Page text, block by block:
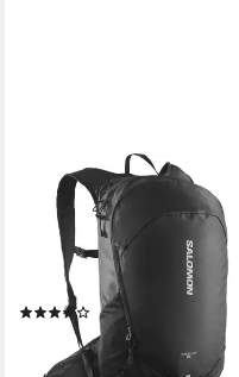
SALOMON
Sportrucksack TRAILBLAZER
20, mit reflektierenden
Details, atmungsaktives
Material
(3)
66,99 € UVP 75,00 €
-11%